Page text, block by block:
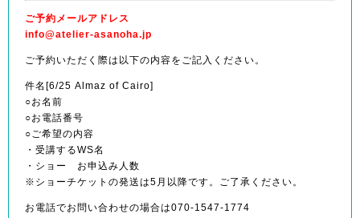
ご予約メールアドレス
info@atelier-asanoha.jp
ご予約いただく際は以下の内容をご記入ください。
件名[6/25 Almaz of Cairo]
○お名前
○お電話番号
○ご希望の内容
・受講するWS名
・ショー お申込み人数
※ショーチケットの発送は5月以降です。ご了承ください。
お電話でお問い合わせの場合は070-1547-1774